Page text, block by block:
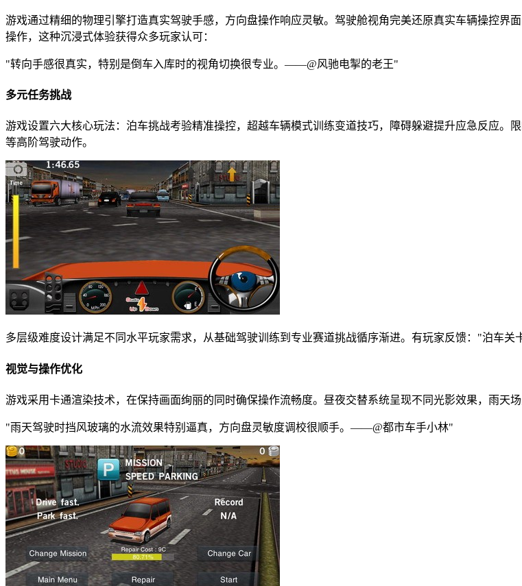
游戏通过精细的物理引擎打造真实驾驶手感，方向盘操作响应灵敏。驾驶舱视角完美还原真实车辆操控
操作，这种沉浸式体验获得众多玩家认可：
"转向手感很真实，特别是倒车入库时的视角切换很专业。——@风驰电掣的老王"
多元任务挑战
游戏设置六大核心玩法：泊车挑战考验精准操控，超越车辆模式训练变道技巧，障碍躲避提升应急反应
等高阶驾驶动作。
多层级难度设计满足不同水平玩家需求，从基础驾驶训练到专业赛道挑战循序渐进。有玩家反馈："泊车
视觉与操作优化
游戏采用卡通渲染技术，在保持画面绚丽的同时确保操作流畅度。昼夜交替系统呈现不同光影效果，雨天
"雨天驾驶时挡风玻璃的水流效果特别逼真，方向盘灵敏度调校很顺手。——@都市车手小林"